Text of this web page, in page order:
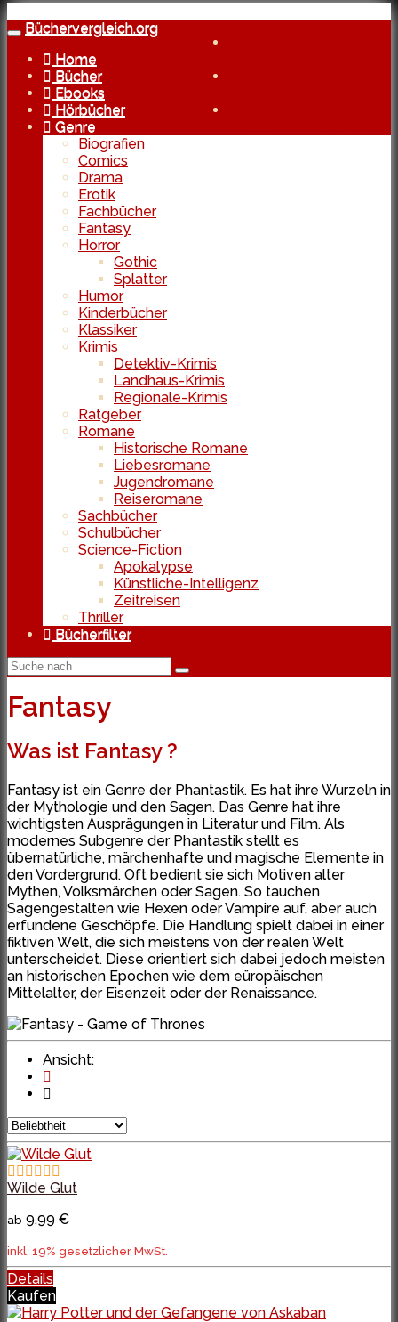
Skip
to
content
Toggle
navigation
Büchervergleich.org
Home
Bücher
Ebooks
Hörbücher
Genre
Biografien
Comics
Drama
Erotik
Fachbücher
Fantasy
Horror
Gothic
Splatter
Humor
Kinderbücher
Klassiker
Krimis
Detektiv-Krimis
Landhaus-Krimis
Regionale-Krimis
Ratgeber
Romane
Historische Romane
Liebesromane
Jugendromane
Reiseromane
Sachbücher
Schulbücher
Science-Fiction
Apokalypse
Künstliche-Intelligenz
Zeitreisen
Thriller
Bücherfilter
Fantasy
Was ist Fantasy ?
Fantasy ist ein Genre der Phantastik. Es hat ihre Wurzeln in
der Mythologie und den Sagen. Das Genre hat ihre
wichtigsten Ausprägungen in Literatur und Film. Als
modernes Subgenre der Phantastik stellt es
übernatürliche, märchenhafte und magische Elemente in
den Vordergrund. Oft bedient sie sich Motiven alter
Mythen, Volksmärchen oder Sagen. So tauchen
Sagengestalten wie Hexen oder Vampire auf, aber auch
erfundene Geschöpfe. Die Handlung spielt dabei in einer
fiktiven Welt, die sich meistens von der realen Welt
unterscheidet. Diese orientiert sich dabei jedoch meisten
an historischen Epochen wie dem eüropäischen
Mittelalter, der Eisenzeit oder der Renaissance.
Ansicht:
Wilde Glut
ab 9,99 €
inkl. 19% gesetzlicher MwSt.
Details
Kaufen